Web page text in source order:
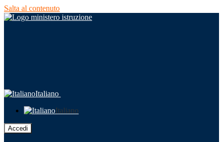
Salta al contenuto
Italiano
Italiano
Accedi